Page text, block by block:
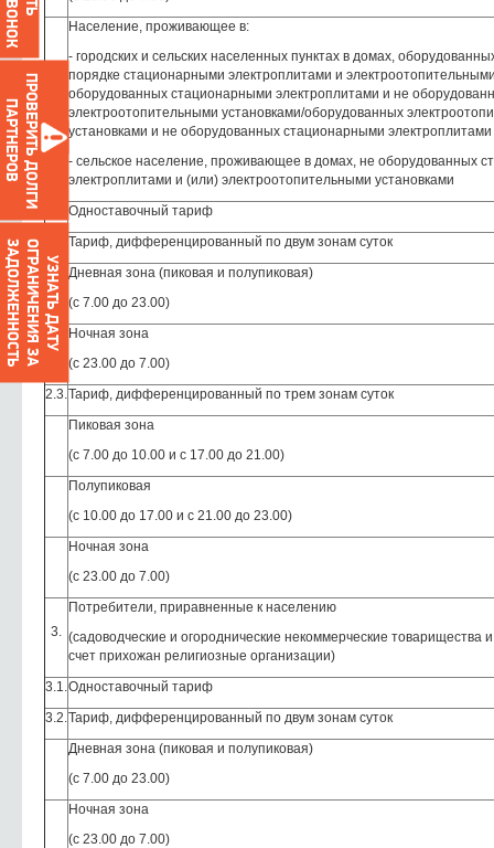
Население, проживающее в:
- городских и сельских населенных пунктах в домах,
порядке стационарными электроплитами и
оборудованных стационарными электроплитами и не
электроотопительными установками/оборудованных
установками и не оборудованных стационарными электроплитами
- сельское население, проживающее в домах, не оборудованных
электроплитами и (или) электроотопительными установками
Одноставочный тариф
Тариф, дифференцированный по двум зонам суток
Дневная зона (пиковая и полупиковая)
(с 7.00 до 23.00)
Ночная зона
(с 23.00 до 7.00)
2.3.Тариф, дифференцированный по трем зонам суток
Пиковая зона
(с 7.00 до 10.00 и с 17.00 до 21.00)
Полупиковая
(с 10.00 до 17.00 и с 21.00 до 23.00)
Ночная зона
(с 23.00 до 7.00)
3.
Потребители, приравненные к населению
(садоводческие и огороднические некоммерческие
счет прихожан религиозные организации)
3.1.Одноставочный тариф
3.2.Тариф, дифференцированный по двум зонам суток
Дневная зона (пиковая и полупиковая)
(с 7.00 до 23.00)
Ночная зона
(с 23.00 до 7.00)
ПРОВЕРИТЬ ДОЛГИ
ПАРТНЕРОВ
УЗНАТЬ ДАТУ
О
Г
Р
А
Н
И
Ч
Е
Н
И
Я
З
А
З
А
Д
О
Л
Ж
Е
Н
Н
О
С
Т
Ь